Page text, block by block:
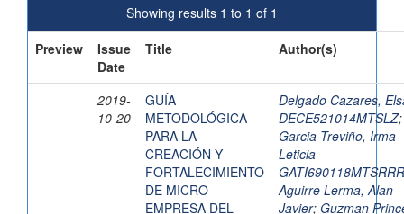
Showing results 1 to 1 of 1
Preview
Issue
Date
Title Author(s)
2019-
10-20
GUÍA
METODOLÓGICA
PARA LA
CREACIÓN Y
FORTALECIMIENTO
DE MICRO
EMPRESA DEL
Delgado Cazares,
DECE521014MTSLZ;
Garcia Treviño, Irma
Leticia
Aguirre Lerma, Alan
Javier; Guzman